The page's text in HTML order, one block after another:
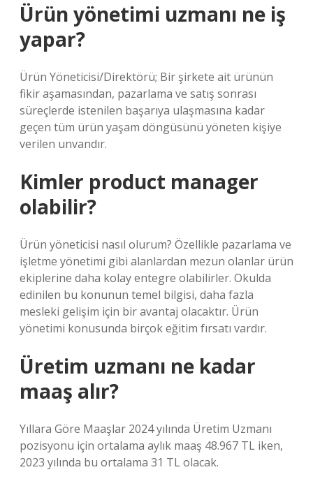
Ürün yönetimi uzmanı ne iş
yapar?
Ürün Yöneticisi/Direktörü; Bir şirkete ait ürünün
fikir aşamasından, pazarlama ve satış sonrası
süreçlerde istenilen başarıya ulaşmasına kadar
geçen tüm ürün yaşam döngüsünü yöneten kişiye
verilen unvandır.
Kimler product manager
olabilir?
Ürün yöneticisi nasıl olurum? Özellikle pazarlama ve
işletme yönetimi gibi alanlardan mezun olanlar ürün
ekiplerine daha kolay entegre olabilirler. Okulda
edinilen bu konunun temel bilgisi, daha fazla
mesleki gelişim için bir avantaj olacaktır. Ürün
yönetimi konusunda birçok eğitim fırsatı vardır.
Üretim uzmanı ne kadar
maaş alır?
Yıllara Göre Maaşlar 2024 yılında Üretim Uzmanı
pozisyonu için ortalama aylık maaş 48.967 TL iken,
2023 yılında bu ortalama 31 TL olacak.